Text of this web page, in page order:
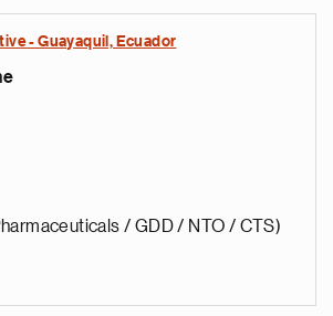
- Guayaquil, Ecuador
/ GDD / NTO / CTS)